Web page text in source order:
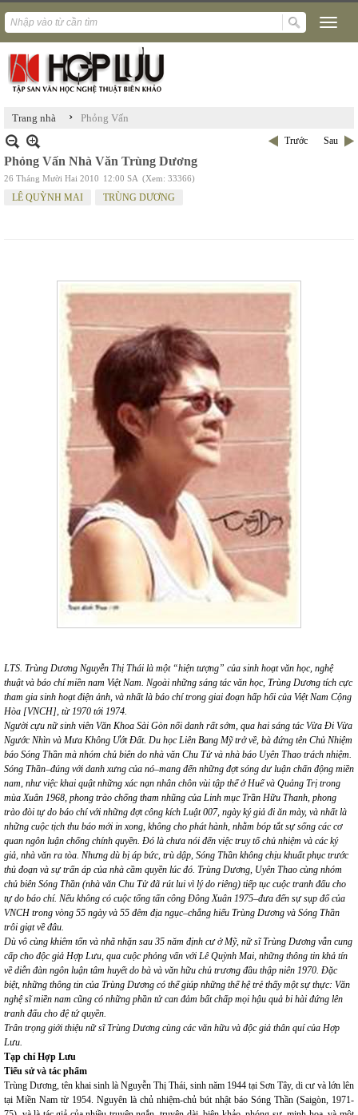
Trang nhà › Phỏng Vấn
Trước Sau
Phỏng Vấn Nhà Văn Trùng Dương
26 Tháng Mười Hai 2010 12:00 SA (Xem: 33366)
LÊ QUỲNH MAI TRÙNG DƯƠNG
LTS. Trùng Dương Nguyễn Thị Thái là một “hiện tượng” của sinh hoạt văn học, nghệ
thuật và báo chí miền nam Việt Nam. Ngoài những sáng tác văn học, Trùng Dương tích cực
tham gia sinh hoạt điện ảnh, và nhất là báo chí trong giai đoạn hấp hối của Việt Nam Cộng
Hòa [VNCH], từ 1970 tới 1974.
Người cựu nữ sinh viên Văn Khoa Sài Gòn nổi danh rất sớm, qua hai sáng tác Vừa Đi Vừa
Ngước Nhìn và Mưa Không Ướt Đất. Du học Liên Bang Mỹ trở về, bà đứng tên Chủ Nhiệm
báo Sóng Thần mà nhóm chủ biên do nhà văn Chu Tử và nhà báo Uyên Thao trách nhiệm.
Sóng Thần–đúng với danh xưng của nó–mang đến những đợt sóng dư luận chấn động miền
nam, như việc khai quật những xác nạn nhân chôn vùi tập thể ở Huế và Quảng Trị trong
mùa Xuân 1968, phong trào chống tham nhũng của Linh mục Trần Hữu Thanh, phong
trào đòi tự do báo chí với những đợt công kích Luật 007, ngày ký giả đi ăn mày, và nhất là
những cuộc tịch thu báo mới in xong, không cho phát hành, nhằm bóp tắt sự sống các cơ
quan ngôn luận chống chính quyền. Đó là chưa nói đến việc truy tố chủ nhiệm và các ký
giả, nhà văn ra tòa. Nhưng dù bị áp bức, trù dập, Sóng Thần không chịu khuất phục trước
thủ đoạn và sự trấn áp của nhà cầm quyền lúc đó. Trùng Dương, Uyên Thao cùng nhóm
chủ biên Sóng Thần (nhà văn Chu Tử đã rút lui vì lý do riêng) tiếp tục cuộc tranh đấu cho
tự do báo chí. Nếu không có cuộc tổng tấn công Đông Xuân 1975–đưa đến sự sụp đổ của
VNCH trong vòng 55 ngày và 55 đêm địa ngục–chẳng hiểu Trùng Dương và Sóng Thần
trôi giạt về đâu.
Dù vô cùng khiêm tốn và nhã nhặn sau 35 năm định cư ở Mỹ, nữ sĩ Trùng Dương vẫn cung
cấp cho độc giả Hợp Lưu, qua cuộc phỏng vấn với Lê Quỳnh Mai, những thông tin khả tín
về diễn đàn ngôn luận tâm huyết do bà và văn hữu chủ trương đầu thập niên 1970. Đặc
biệt, những thông tin của Trùng Dương có thể giúp những thế hệ trẻ thấy một sự thực: Văn
nghệ sĩ miền nam cũng có những phần tử can đảm bất chấp mọi hậu quả bi hài đứng lên
tranh đấu cho đệ tứ quyền.
Trân trọng giới thiệu nữ sĩ Trùng Dương cùng các văn hữu và độc giả thân quí của Hợp
Lưu.
Tạp chí Hợp Lưu
Tiểu sử và tác phẩm
Trùng Dương, tên khai sinh là Nguyễn Thị Thái, sinh năm 1944 tại Sơn Tây, di cư và lớn lên
tại Miền Nam từ 1954. Nguyên là chủ nhiệm-chủ bút nhật báo Sóng Thần (Saigòn, 1971-